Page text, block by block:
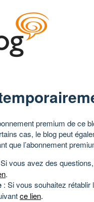
premium de ce
cas, le blog peut
que l’abonnement
vous avez des
.
: Si vous souhaitez rétablir
ce lien.